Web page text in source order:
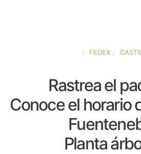
FEDEX
Rastrea el
Conoce el horario
Planta